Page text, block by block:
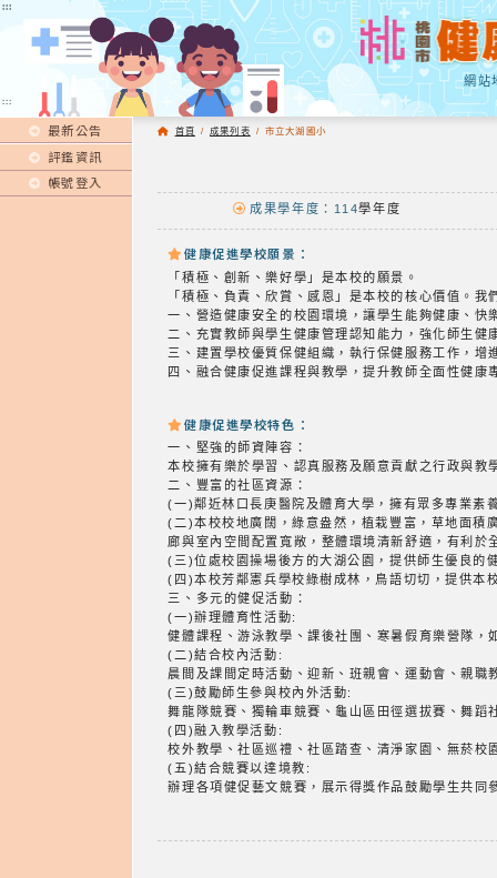
:::
網站
:::
最新公告
評鑑資訊
帳號登入
首頁 / 成果列表 / 市立大湖國小
成果學年度：114學年度
健康促進學校願景：
「積極、創新、樂好學」是本校的願景。
「積極、負責、欣賞、感恩」是本校的核心價值。我
一、營造健康安全的校園環境，讓學生能夠健康、快
二、充實教師與學生健康管理認知能力，強化師生健
三、建置學校優質保健組織，執行保健服務工作，增
四、融合健康促進課程與教學，提升教師全面性健康
健康促進學校特色：
一、堅強的師資陣容：
本校擁有樂於學習、認真服務及願意貢獻之行政與教
二、豐富的社區資源：
(一)鄰近林口長庚醫院及體育大學，擁有眾多專業素
(二)本校校地廣闊，綠意盎然，植栽豐富，草地面積
廊與室內空間配置寬敞，整體環境清新舒適，有利
(三)位處校園操場後方的大湖公園，提供師生優良的
(四)本校芳鄰憲兵學校綠樹成林，鳥語切切，提供本
三、多元的健促活動：
(一)辦理體育性活動:
健體課程、游泳教學、課後社團、寒暑假育樂營隊
(二)結合校內活動:
晨間及課間定時活動、迎新、班親會、運動會、親
(三)鼓勵師生參與校內外活動:
舞龍隊競賽、獨輪車競賽、龜山區田徑選拔賽、舞蹈
(四)融入教學活動:
校外教學、社區巡禮、社區踏查、清淨家園、無菸校
(五)結合競賽以達境教:
辦理各項健促藝文競賽，展示得獎作品鼓勵學生共同
:::